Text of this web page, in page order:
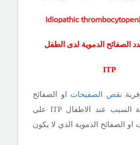
Idiopathic
الصفائح الدموية لدى الطفل
ITP
نقص الصفيحات او الصفائح
السبب عند الاطفال ITP
على
الصفائح الدموية الذي لا يكون